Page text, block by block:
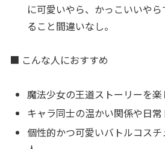
に可愛いやら、かっこいいや
ること間違いなし。
■ こんな人におすすめ
魔法少女の王道ストーリーを
キャラ同士の温かい関係や日
個性的かつ可愛いバトルコス